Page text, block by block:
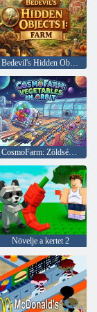
Bedevil's Hidden Objects 1: Farm
CosmoFarm: Zöldségek pályán
Növelje a kertet 2